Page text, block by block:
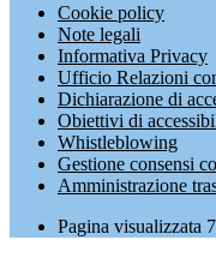
Cookie policy
Note legali
Informativa Privacy
Ufficio Relazioni
Dichiarazione di
Obiettivi di
Whistleblowing
Gestione consensi
Amministrazione
Pagina visualizzata